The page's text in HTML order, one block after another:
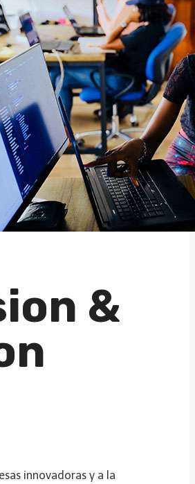
&
innovadoras y a la